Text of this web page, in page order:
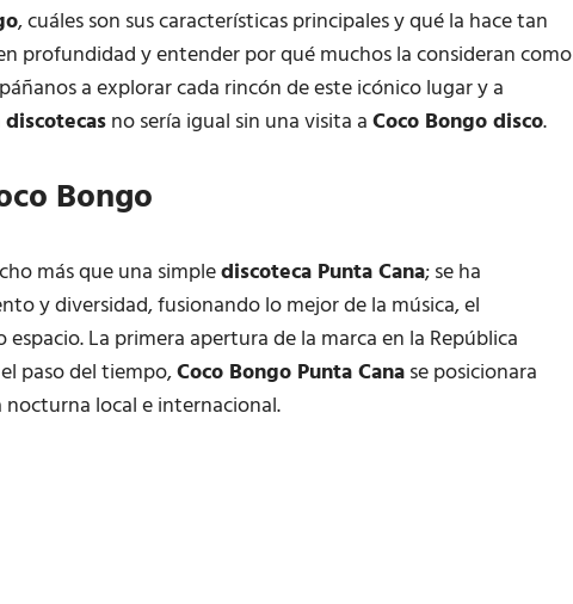
, cuáles son sus características principales y qué la hace tan
profundidad y entender por qué muchos la consideran como
a explorar cada rincón de este icónico lugar y a
discotecasno sería igual sin una visita aCoco Bongo disco.
Bongo
más que una simplediscoteca Punta Cana; se ha
y diversidad, fusionando lo mejor de la música, el
La primera apertura de la marca en la República
paso del tiempo,Coco Bongo Punta Canase posicionara
local e internacional.